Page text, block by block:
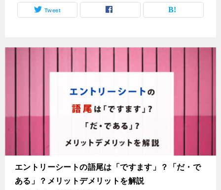
Tweet
エントリーシートの語尾は「ですます」？「だ・で
ある」？メリットデメリットを解説